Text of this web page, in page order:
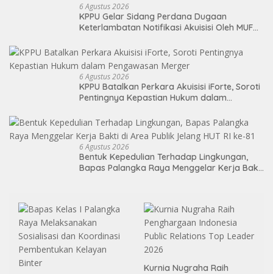
6 Agustus 2026
KPPU Gelar Sidang Perdana Dugaan
Keterlambatan Notifikasi Akuisisi Oleh MUFG
6 Agustus 2026
KPPU Batalkan Perkara Akuisisi iForte, Soroti
Pentingnya Kepastian Hukum dalam
6 Agustus 2026
Bentuk Kepedulian Terhadap Lingkungan,
Bapas Palangka Raya Menggelar Kerja Bakti
Kurnia Nugraha Raih